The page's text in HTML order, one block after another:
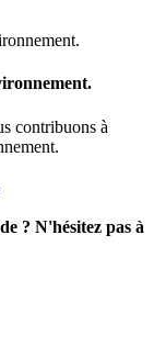
contribuons à
? N'hésitez pas à